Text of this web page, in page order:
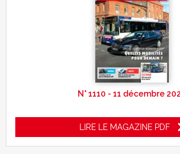
N° 1110 - 11 décembre
LIRE LE MAGAZINE PDF